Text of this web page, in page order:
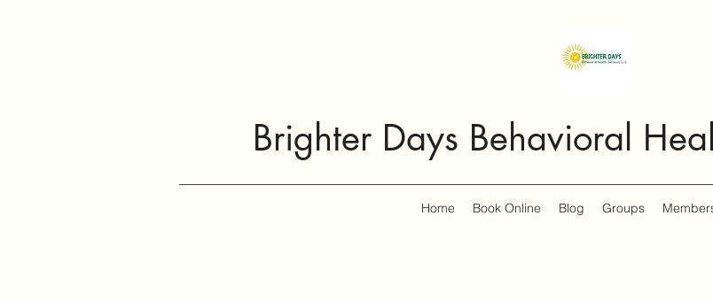
Brighter Days Behavioral
Home Book Online Blog Groups